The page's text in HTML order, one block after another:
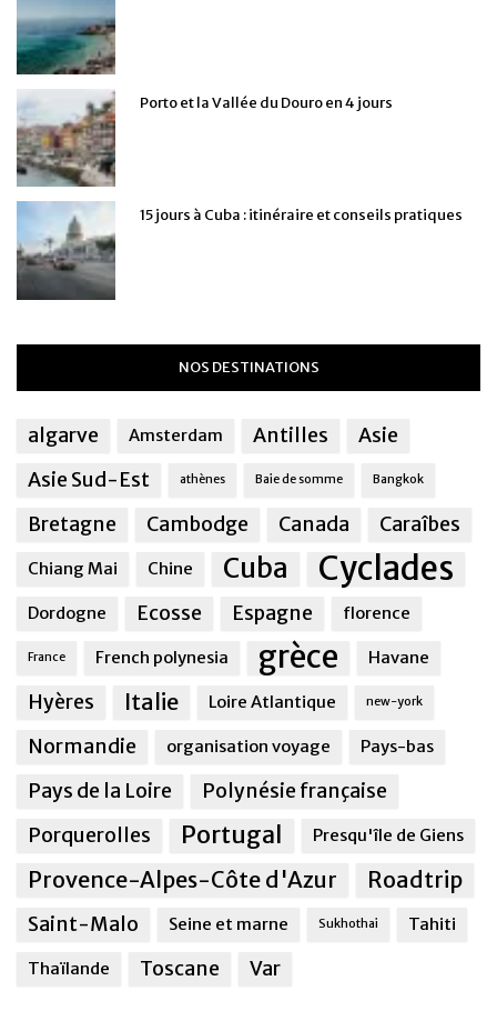
Porto et la Vallée du Douro en 4 jours
15 jours à Cuba : itinéraire et conseils pratiques
NOS DESTINATIONS
algarve Amsterdam Antilles
Asie
Asie Sud-Est
athènes Baie de somme Bangkok
Bretagne Cambodge Canada Caraîbes
Chiang Mai Chine Cuba Cyclades
Dordogne Ecosse Espagne florence
France French polynesia grèce Havane
Hyères Italie Loire Atlantique new-york
Normandie organisation voyage Pays-bas
Pays de la Loire
Polynésie française
Porquerolles
Portugal Presqu'île de Giens
Provence-Alpes-Côte d'Azur Roadtrip
Saint-Malo Seine et marne Sukhothai Tahiti
Thaïlande Toscane Var